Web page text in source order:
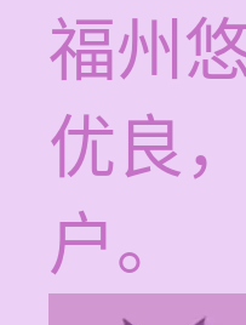
福州
优良
户。